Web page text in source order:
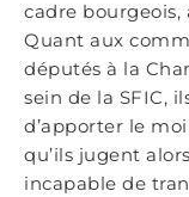
cadre
Quant aux
députés à la
sein de la SFIC,
d’apporter le
qu’ils jugent
incapable de